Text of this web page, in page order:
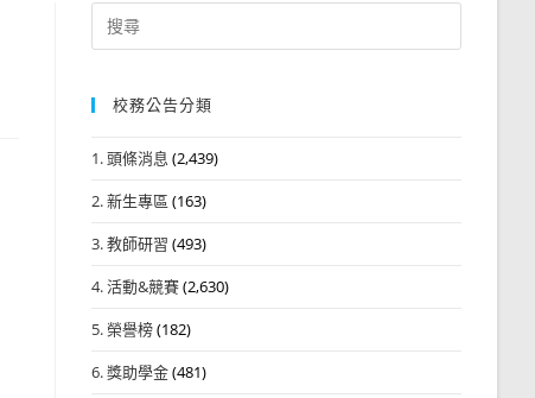
Search
for:
校務公告分類
1. 頭條消息 (2,439)
2. 新生專區 (163)
3. 教師研習 (493)
4. 活動&競賽(2,630)
5. 榮譽榜(182)
6. 獎助學金(481)